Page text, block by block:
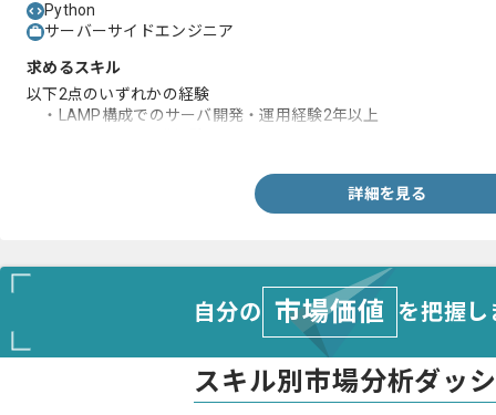
Python
サーバーサイドエンジニア
求めるスキル
以下2点のいずれかの経験
・LAMP構成でのサーバ開発・運用経験2年以上
詳細を見る
自分の 市場価値 を把握
スキル別市場分析ダッ